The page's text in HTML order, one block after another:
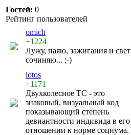
Гостей: 0
Рейтинг пользователей
omich
+1224
Лужу, паяю, зажигания и свет
сочиняю... ;-)
lotos
+1171
Двухколесное ТС - это
знаковый, визуальный код
показывающий степень
девиантности индивида в его
отношении к норме социума.